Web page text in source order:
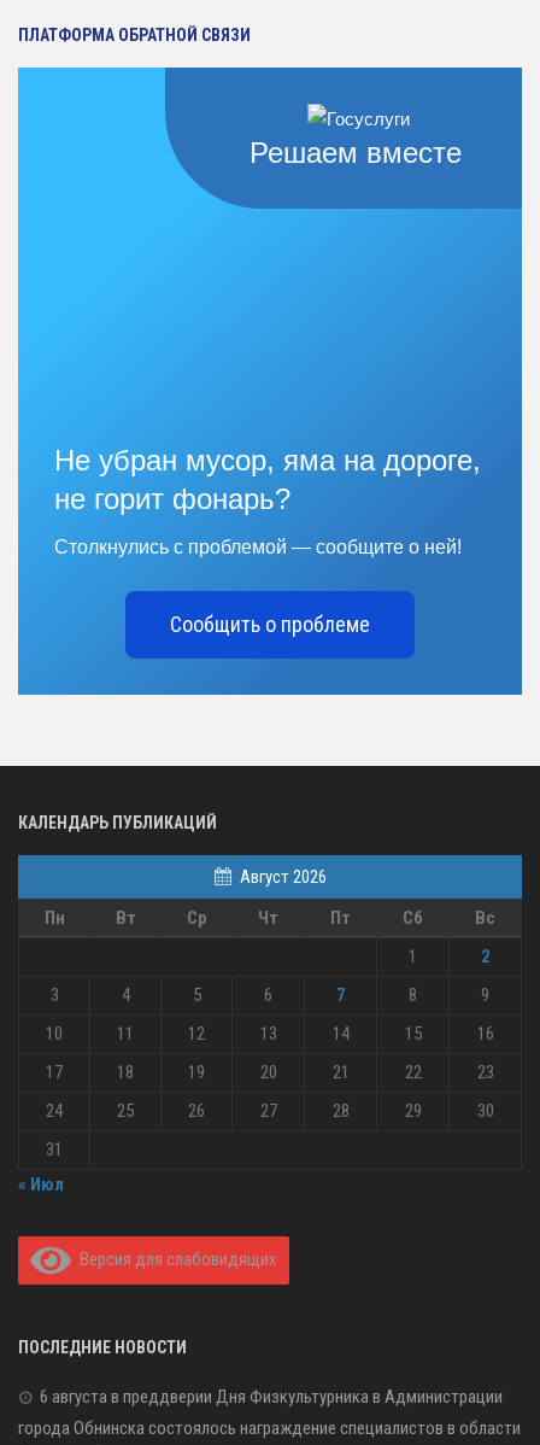
ПЛАТФОРМА ОБРАТНОЙ СВЯЗИ
Решаем вместе
Не убран мусор, яма на дороге,
не горит фонарь?
Столкнулись с проблемой — сообщите о ней!
Сообщить о проблеме
КАЛЕНДАРЬ ПУБЛИКАЦИЙ
Август 2026
Пн
Вт Ср Чт Пт Сб
Вс
1
2
3
4 5 6 7 8
9
10
11 12 13 14 15
16
17
18 19 20 21 22
23
24
25 26 27 28 29
30
31
« Июл
Версия для слабовидящих
ПОСЛЕДНИЕ НОВОСТИ
6 августа в преддверии Дня Физкультурника в Администрации
города Обнинска состоялось награждение специалистов в области